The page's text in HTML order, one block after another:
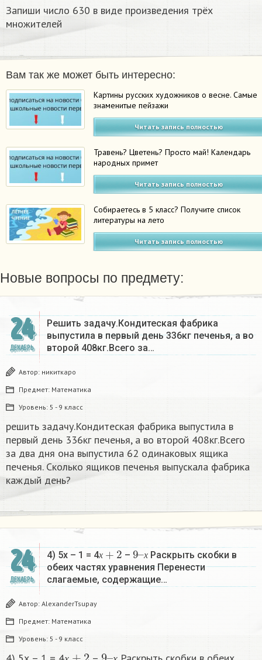
Запиши число 630 в виде произведения трёх
множителей
Вам так же может быть интересно:
Картины русских художников о весне. Самые
знаменитые пейзажи
Читать запись полностью
Травень? Цветень? Просто май! Календарь
народных примет
Читать запись полностью
Собираетесь в 5 класс? Получите список
литературы на лето
Читать запись полностью
Новые вопросы по предмету:
24
ДЕКАБРЬ
Решить задачу.Кондитеская фабрика
выпустила в первый день 336кг печенья, а во
второй 408кг.Всего за…
Автор: никиткаро
Предмет: Математика
Уровень: 5 - 9 класс
решить задачу.Кондитеская фабрика выпустила в
первый день 336кг печенья, а во второй 408кг.Всего
за два дня она выпустила 62 одинаковых ящика
печенья. Сколько ящиков печенья выпускала фабрика
каждый день?
24
ДЕКАБРЬ
4) 5х – 1 = 4х
х+2
– х
9–
х
Раскрыть скобки в
обеих частях уравнения Перенести
слагаемые, содержащие…
Автор: AlexanderTsupay
Предмет: Математика
Уровень: 5 - 9 класс
9
х